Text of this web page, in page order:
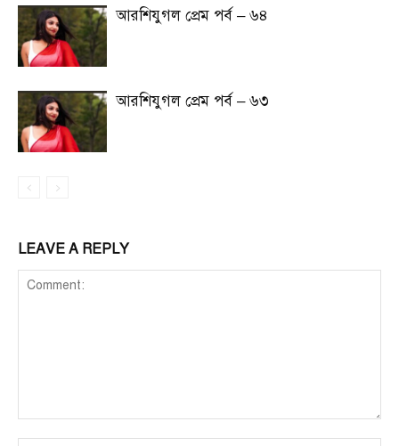
আরশিযুগল প্রেম পর্ব – ৬৪
আরশিযুগল প্রেম পর্ব – ৬৩
LEAVE A REPLY